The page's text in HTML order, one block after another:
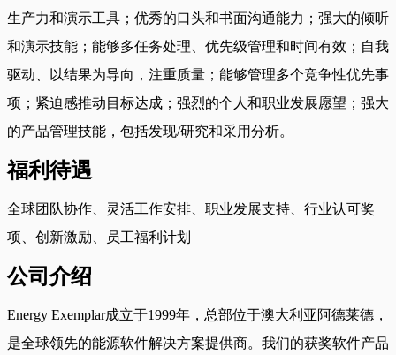
生产力和演示工具；优秀的口头和书面沟通能力；强大的倾听
和演示技能；能够多任务处理、优先级管理和时间有效；自我
驱动、以结果为导向，注重质量；能够管理多个竞争性优先事
项；紧迫感推动目标达成；强烈的个人和职业发展愿望；强大
的产品管理技能，包括发现/研究和采用分析。
福利待遇
全球团队协作、灵活工作安排、职业发展支持、行业认可奖
项、创新激励、员工福利计划
公司介绍
Energy Exemplar成立于1999年，总部位于澳大利亚阿德莱德，
是全球领先的能源软件解决方案提供商。我们的获奖软件产品